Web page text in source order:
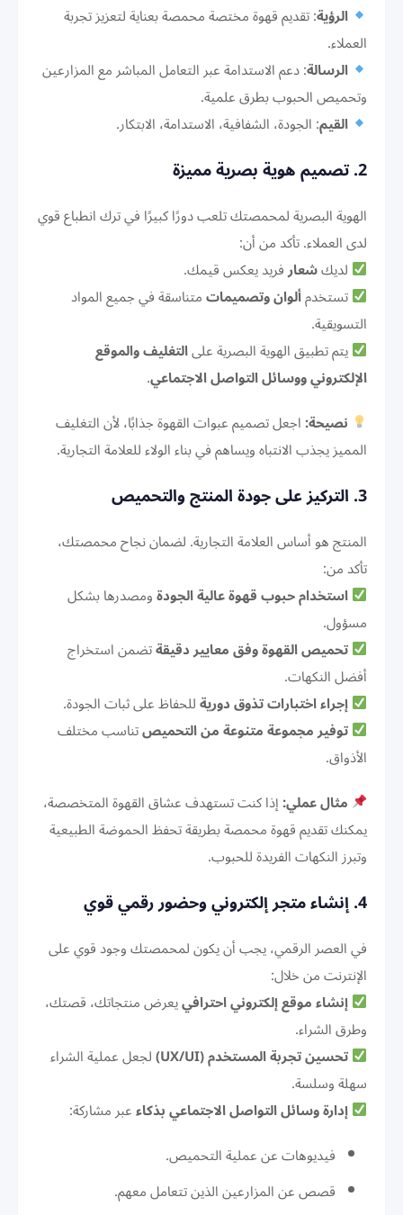
الرؤية: تقديم قهوة مختصة محمصة بعناية لتعزيز تجربة
العملاء.
الرسالة: دعم الاستدامة عبر التعامل المباشر مع المزارعين
وتحميص الحبوب بطرق علمية.
القيم: الجودة، الشفافية، الاستدامة، الابتكار.
2. تصميم هوية بصرية مميزة
الهوية البصرية لمحمصتك تلعب دورًا كبيرًا في ترك انطباع قوي
لدى العملاء. تأكد من أن:
لديكشعارفريد يعكس قيمك.
تستخدمألوان وتصميماتمتناسقة في جميع المواد
التسويقية.
يتم تطبيق الهوية البصرية علىالتغليف والموقع
الإلكتروني ووسائل التواصل الاجتماعي.
نصيحة:اجعل تصميم عبوات القهوة جذابًا، لأن التغليف
المميز يجذب الانتباه ويساهم في بناء الولاء للعلامة التجارية.
3. التركيز على جودة المنتج والتحميص
المنتج هو أساس العلامة التجارية. لضمان نجاح محمصتك،
تأكد من:
استخدام حبوب قهوة عالية الجودةومصدرها بشكل
مسؤول.
تحميص القهوة وفق معايير دقيقةتضمن استخراج
أفضل النكهات.
إجراء اختبارات تذوق دوريةللحفاظ على ثبات الجودة.
توفير مجموعة متنوعة من التحميصتناسب مختلف
الأذواق.
مثال عملي:إذا كنت تستهدف عشاق القهوة المتخصصة،
يمكنك تقديم قهوة محمصة بطريقة تحفظ الحموضة الطبيعية
وتبرز النكهات الفريدة للحبوب.
4. إنشاء متجر إلكتروني وحضور رقمي قوي
في العصر الرقمي، يجب أن يكون لمحمصتك وجود قوي على
الإنترنت من خلال:
إنشاء موقع إلكتروني احترافييعرض منتجاتك، قصتك،
وطرق الشراء.
تحسين تجربة المستخدم (UX/UI)
لجعل عملية الشراء
سهلة وسلسة.
إدارة وسائل التواصل الاجتماعي بذكاءعبر مشاركة:
فيديوهات عن عملية التحميص.
قصص عن المزارعين الذين تتعامل معهم.